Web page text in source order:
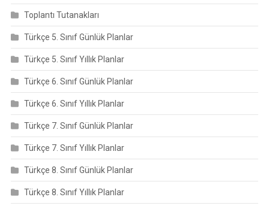
Toplantı Tutanakları
Türkçe 5. Sınıf Günlük Planlar
Türkçe 5. Sınıf Yıllık Planlar
Türkçe 6. Sınıf Günlük Planlar
Türkçe 6. Sınıf Yıllık Planlar
Türkçe 7. Sınıf Günlük Planlar
Türkçe 7. Sınıf Yıllık Planlar
Türkçe 8. Sınıf Günlük Planlar
Türkçe 8. Sınıf Yıllık Planlar